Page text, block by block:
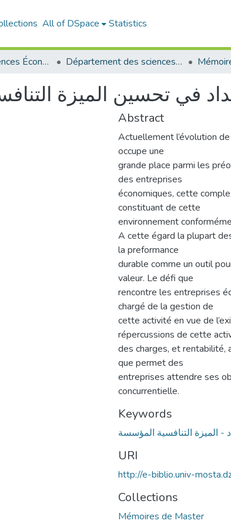
All of DSpace Statistics
Faculté des Sciences Économiques Commerciales et des Sciences de Gestion Département des sciences commerciales
في تحسين الميزة
Abstract
Actuellement l’évolution
occupe une
grande place parmi les
des entreprises
économiques, cette
constituant de cette
environnement
A cette égard la plupart
la preformance
durable comme un outil
valeur. Le défi que
rencontre les entreprises
chargé de la gestion de
cette activité en vue de
répercussions de cette
des charges, et rentabilité,
que permet des
entreprises attendre ses
concurrentielle.
Keywords
- الميزة التنافسية المؤسسة
URI
http://e-biblio.univ-
Collections
Mémoires de Master